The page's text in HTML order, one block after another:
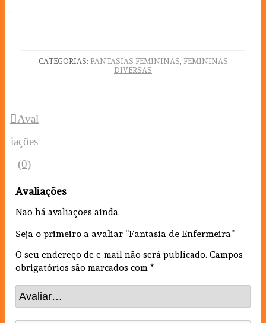
CATEGORIAS: FANTASIAS FEMININAS, FEMININAS
DIVERSAS
Aval
iações
(0)
Avaliações
Não há avaliações ainda.
Seja o primeiro a avaliar “Fantasia de Enfermeira”
O seu endereço de e-mail não será publicado. Campos
obrigatórios são marcados com *